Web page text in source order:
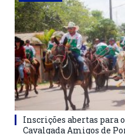
Inscrições abertas para
Cavalgada Amigos de